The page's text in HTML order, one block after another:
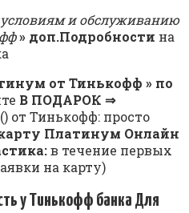
и обслуживанию
» доп.Подробности на
от Тинькофф » по
В ПОДАРОК ⇒
() от Тинькофф: просто
Платинум Онлайн
в течение первых
на карту)
у Тинькофф банка Для